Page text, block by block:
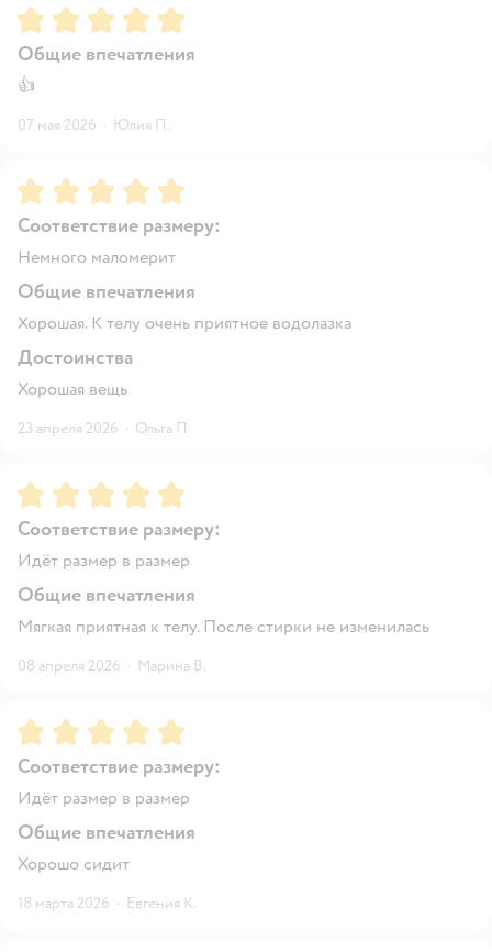
Рейтинг:5
Общие впечатления
👍
07 мая 2026 · Юлия П.
Рейтинг:5
Соответствие размеру:
Немного маломерит
Общие впечатления
Хорошая. К телу очень приятное водолазка
Достоинства
Хорошая вещь
23 апреля 2026 · Ольга П.
Рейтинг:5
Соответствие размеру:
Идёт размер в размер
Общие впечатления
Мягкая приятная к телу. После стирки не изменилась
08 апреля 2026 · Марина В.
Рейтинг:5
Соответствие размеру:
Идёт размер в размер
Общие впечатления
Хорошо сидит
18 марта 2026 · Евгения К.